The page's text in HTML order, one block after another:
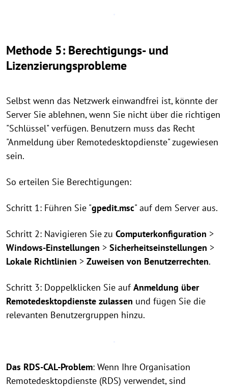
Methode 5: Berechtigungs- und
Lizenzierungsprobleme
Selbst wenn das Netzwerk einwandfrei ist, könnte der
Server Sie ablehnen, wenn Sie nicht über die richtigen
"Schlüssel" verfügen. Benutzern muss das Recht
"Anmeldung über Remotedesktopdienste" zugewiesen
sein.
So erteilen Sie Berechtigungen:
Schritt 1: Führen Sie "gpedit.msc" auf dem Server aus.
Schritt 2: Navigieren Sie zu Computerkonfiguration >
Windows-Einstellungen > Sicherheitseinstellungen >
Lokale Richtlinien > Zuweisen von Benutzerrechten.
Schritt 3: Doppelklicken Sie aufAnmeldung über
Remotedesktopdienste zulassen und fügen Sie die
relevanten Benutzergruppen hinzu.
Das RDS-CAL-Problem: Wenn Ihre Organisation
Remotedesktopdienste (RDS) verwendet, sind